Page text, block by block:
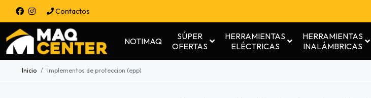
Contactos
NOTIMAQ
SÚPER
OFERTAS
HERRAMIENTAS
ELÉCTRICAS
HERRAMIENTAS
INALÁMBRICAS
Inicio Implementos de proteccion (epp)